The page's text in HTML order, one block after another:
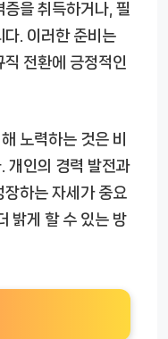
을 취득하거나, 필
다. 이러한 준비는
전환에 긍정적인
노력하는 것은 비
개인의 경력 발전과
하는 자세가 중요
밝게 할 수 있는 방